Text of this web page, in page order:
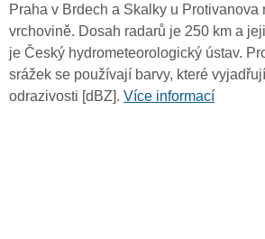
Praha v Brdech a Skalky u Protivanova
vrchovině. Dosah radarů je 250 km a
je Český hydrometeorologický ústav.
srážek se používají barvy, které
odrazivosti [dBZ]. Více informací